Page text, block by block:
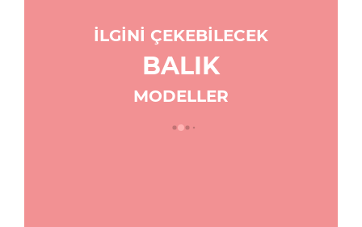
İLGİNİ ÇEKEBİLECEK
BALIK
MODELLER